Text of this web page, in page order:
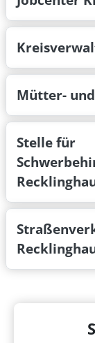
Mütter-
Stelle für